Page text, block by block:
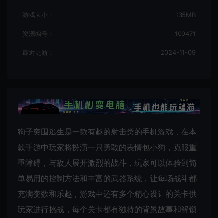
游戏大小： 135MB
资源编号： 109471
最近更新： 2024-11-09
狗子突围逃生是一款有趣的射击类的手机游戏，在本
款手游中玩家将扮演一只勇敢的表情包小狗，克服重
重障碍，与敌人展开激烈的战斗，玩家可以体验到简
单易用的控制方法和丰富的武器系统，让每场战斗都
充满变数和乐趣，游戏中还有多个精心设计的关卡供
玩家进行挑战，每个关卡都有独特的背景故事和解锁